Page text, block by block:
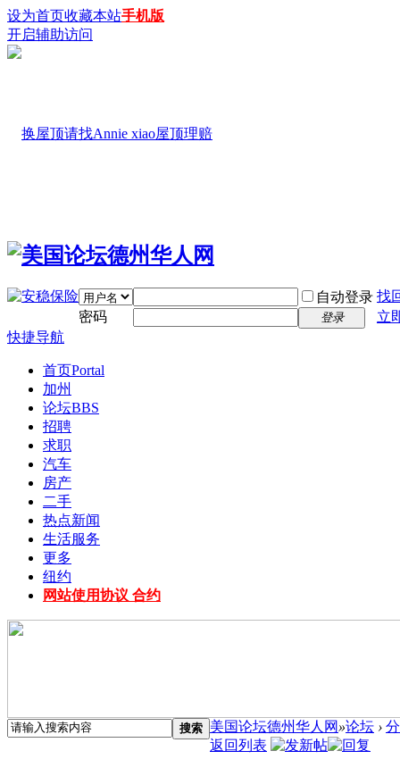
设为首页收藏本站手机版
开启辅助访问
自动登录 找
密码
登录
立
快捷导航
首页Portal
加州
论坛BBS
招聘
求职
汽车
房产
二手
热点新闻
生活服务
更多
纽约
网站使用协议 合约
搜索 美国论坛德州华人网 »论坛 ›
返回列表